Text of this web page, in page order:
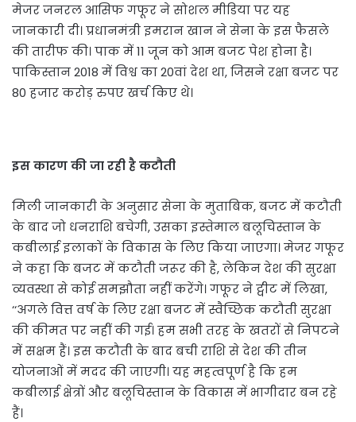
मेजर जनरल आसिफ गफूर ने सोशल मीडिया पर यह
जानकारी दी। प्रधानमंत्री इमरान खान ने सेना के इस फैसले
की तारीफ की। पाक में 11 जून को आम बजट पेश होना है।
पाकिस्तान 2018 में विश्व का 20वां देश था, जिसने रक्षा बजट पर
80 हजार करोड़ रुपए खर्च किए थे।
इस कारण की जा रही है कटौती
मिली जानकारी के अनुसार सेना के मुताबिक, बजट में कटौती
के बाद जो धनराशि बचेगी, उसका इस्तेमाल बलूचिस्तान के
कबीलाई इलाकों के विकास के लिए किया जाएगा। मेजर गफूर
ने कहा कि बजट में कटौती जरूर की है, लेकिन देश की सुरक्षा
व्यवस्था से कोई समझौता नहीं करेंगे। गफूर ने ट्वीट में लिखा,
‘‘अगले वित्त वर्ष के लिए रक्षा बजट में स्वैच्छिक कटौती सुरक्षा
की कीमत पर नहीं की गई। हम सभी तरह के खतरों से निपटने
में सक्षम हैं। इस कटौती के बाद बची राशि से देश की तीन
योजनाओं में मदद की जाएगी। यह महत्वपूर्ण है कि हम
कबीलाई क्षेत्रों और बलूचिस्तान के विकास में भागीदार बन रहे
हैं।